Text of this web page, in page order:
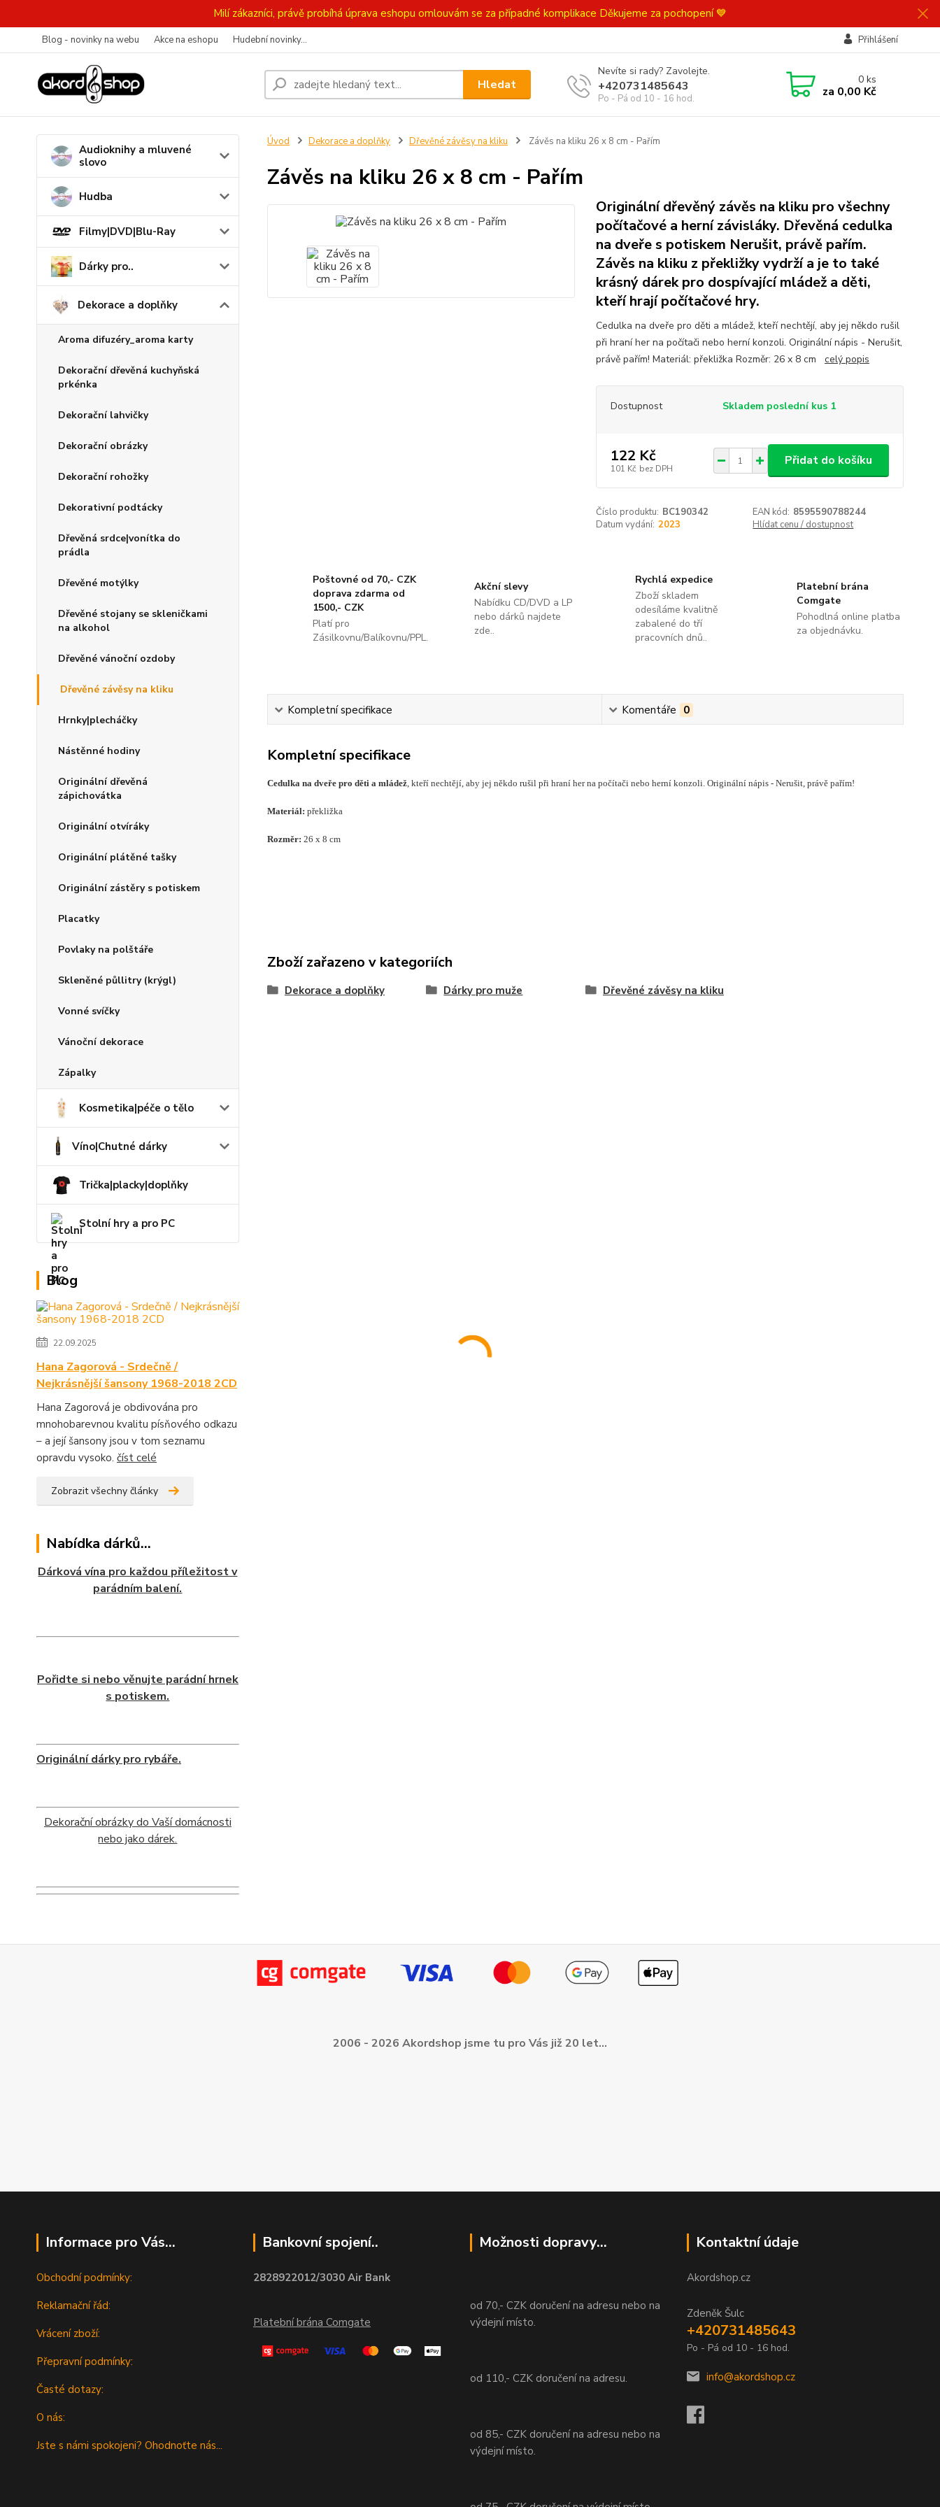
Milí zákazníci, právě probíhá úprava eshopu omlouvám se za případné komplikace Děkujeme za pochopení 💙
Blog - novinky na webu Akce na eshopu Hudební novinky... Přihlášení
Hledat
Nevíte si rady? Zavolejte.
+420731485643
Po - Pá od 10 - 16 hod.
0ks
za 0,00 Kč
Audioknihy a mluvené
slovo
Hudba
Filmy|DVD|Blu-Ray
Dárky pro..
Dekorace a doplňky
Aroma difuzéry_aroma karty
Dekorační dřevěná kuchyňská
prkénka
Dekorační lahvičky
Dekorační obrázky
Dekorační rohožky
Dekorativní podtácky
Dřevěná srdce|vonítka do
prádla
Dřevěné motýlky
Dřevěné stojany se skleničkami
na alkohol
Dřevěné vánoční ozdoby
Dřevěné závěsy na kliku
Hrnky|plecháčky
Nástěnné hodiny
Originální dřevěná
zápichovátka
Originální otvíráky
Originální plátěné tašky
Originální zástěry s potiskem
Placatky
Povlaky na polštáře
Skleněné půllitry (krýgl)
Vonné svíčky
Vánoční dekorace
Zápalky
Kosmetika|péče o tělo
Víno|Chutné dárky
Trička|placky|doplňky
Stolní hry a pro PC
Blog
22.09.2025
Hana Zagorová - Srdečně /
Nejkrásnější šansony 1968-2018 2CD
Hana Zagorová je obdivována pro
mnohobarevnou kvalitu písňového odkazu
– a její šansony jsou v tom seznamu
opravdu vysoko. číst celé
Zobrazit všechny články
Nabídka dárků...
Dárková vína pro každou příležitost v
parádním balení.
Pořidte si nebo věnujte parádní hrnek
s potiskem.
Originální dárky pro rybáře.
Dekorační obrázky do Vaší domácnosti
nebo jako dárek.
Úvod Dekorace a doplňky Dřevěné závěsy na kliku Závěs na kliku 26 x 8 cm - Pařím
Závěs na kliku 26 x 8 cm - Pařím
Originální dřevěný závěs na kliku pro všechny
počítačové a herní závisláky. Dřevěná cedulka
na dveře s potiskem Nerušit, právě pařím.
Závěs na kliku z překližky vydrží a je to také
krásný dárek pro dospívající mládež a děti,
kteří hrají počítačové hry.
Cedulka na dveře pro děti a mládež, kteří nechtějí, aby jej někdo rušil
při hraní her na počítači nebo herní konzoli. Originální nápis - Nerušit,
právě pařím! Materiál: překližka Rozměr: 26 x 8 cm celý popis
Dostupnost Skladem poslední kus 1
122 Kč
101 Kč bez DPH
Přidat do košíku
Číslo produktu: BC190342 EAN kód: 8595590788244
Datum vydání: 2023 Hlídat cenu / dostupnost
Poštovné od 70,- CZK
doprava zdarma od
1500,- CZK
Platí pro
Zásilkovnu/Balíkovnu/PPL.
Akční slevy
Nabídku CD/DVD a LP
nebo dárků najdete
zde..
Rychlá expedice
Zboží skladem
odesíláme kvalitně
zabalené do tří
pracovních dnů..
Platební brána
Comgate
Pohodlná online platba
za objednávku.
Kompletní specifikace Komentáře 0
Kompletní specifikace
Cedulka na dveře pro děti a mládež, kteří nechtějí, aby jej někdo rušil při hraní her na počítači nebo herní konzoli. Originální nápis - Nerušit, právě pařím!
Materiál: překližka
Rozměr: 26 x 8 cm
Zboží zařazeno v kategoriích
Dekorace a doplňky Dárky pro muže Dřevěné závěsy na kliku
2006 - 2026 Akordshop jsme tu pro Vás již 20 let...
Informace pro Vás...
Obchodní podmínky:
Reklamační řád:
Vrácení zboží:
Přepravní podmínky:
Časté dotazy:
O nás:
Jste s námi spokojeni? Ohodnoťte nás...
Bankovní spojení..
2828922012/3030 Air Bank
Platební brána Comgate
Možnosti dopravy...
od 70,- CZK doručení na adresu nebo na
výdejní místo.
od 110,- CZK doručení na adresu.
od 85,- CZK doručení na adresu nebo na
výdejní místo.
Kontaktní údaje
Akordshop.cz
Zdeněk Šulc
+420731485643
Po - Pá od 10 - 16 hod.
info@akordshop.cz